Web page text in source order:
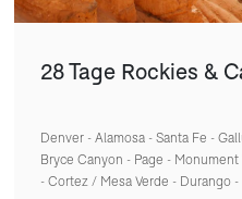
28 Tage Rockies &
Denver - Alamosa - Santa Fe -
Bryce Canyon - Page -
- Cortez / Mesa Verde - Durango -